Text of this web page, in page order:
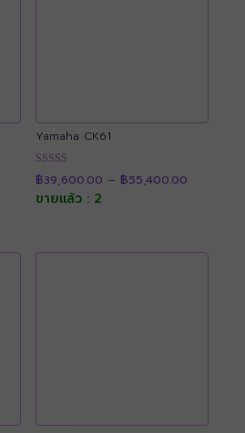
฿53,000.00
through
Yamaha CK61
ให้คะแนน
4.90
ตั้งแต่ 1-5
฿39,600.00 – ฿55,400.00range:
ขายแล้ว : 2